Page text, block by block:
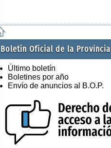
Boletín Oficial de la Provincia
Último boletín
Boletines por año
Envío de anuncios al B.O.P.